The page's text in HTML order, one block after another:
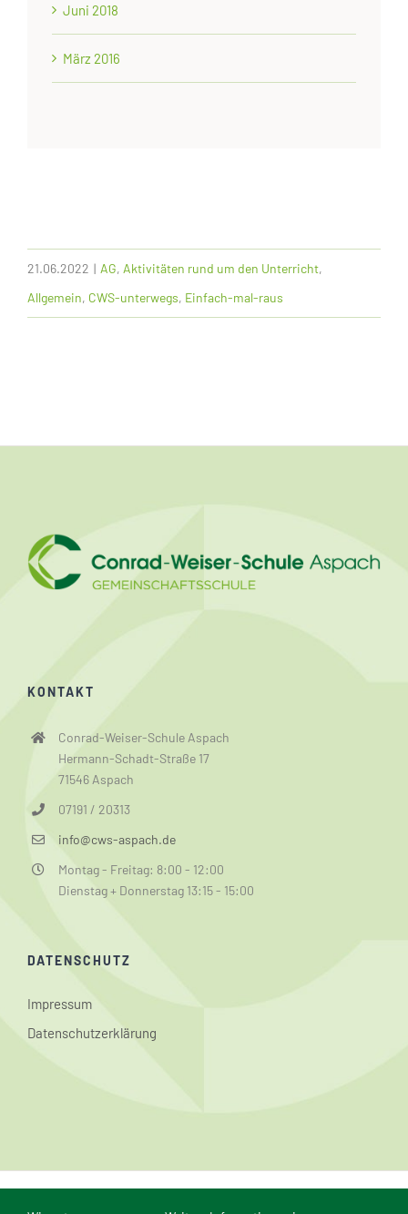
Juni 2018
März 2016
21.06.2022 | AG, Aktivitäten rund um den Unterricht,
Allgemein, CWS-unterwegs, Einfach-mal-raus
KONTAKT
Conrad-Weiser-Schule Aspach
Hermann-Schadt-Straße 17
71546 Aspach
07191 / 20313
info@cws-aspach.de
Montag - Freitag: 8:00 - 12:00
Dienstag + Donnerstag 13:15 - 15:00
DATENSCHUTZ
Impressum
Datenschutzerklärung